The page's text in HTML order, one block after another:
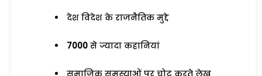
देश विदेश के राजनैतिक मुद्दे
7000 से ज्यादा कहानियां
समाजिक समस्याओं पर चोट करते लेख